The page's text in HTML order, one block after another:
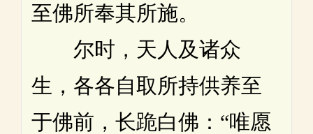
至佛所奉其所施。
尔时，天人及诸众
生，各各自取所持供养至
于佛前，长跪白佛：“唯愿